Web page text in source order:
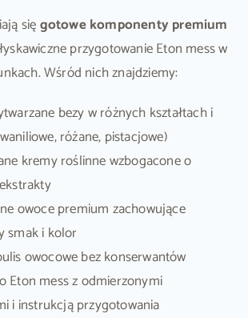
sięgotowe komponenty premium
przygotowanie Eton mess w
Wśród nich znajdziemy:
bezy w różnych kształtach i
różane, pistacjowe)
kremy roślinne wzbogacone o
owoce premium zachowujące
smak i kolor
owocowe bez konserwantów
Eton mess z odmierzonymi
i instrukcją przygotowania